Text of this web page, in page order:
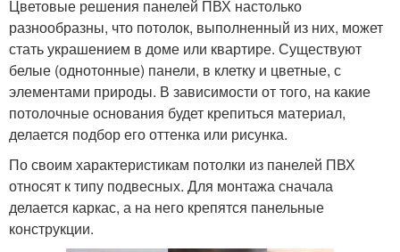
Цветовые решения панелей ПВХ настолько
разнообразны, что потолок, выполненный из них, может
стать украшением в доме или квартире. Существуют
белые (однотонные) панели, в клетку и цветные, с
элементами природы. В зависимости от того, на какие
потолочные основания будет крепиться материал,
делается подбор его оттенка или рисунка.
По своим характеристикам потолки из панелей ПВХ
относят к типу подвесных. Для монтажа сначала
делается каркас, а на него крепятся панельные
конструкции.